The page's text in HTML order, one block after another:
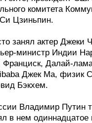
комитета
Цзиньпин.
занял актер Джеки
министр Индии
Далай-
Джек Ма, физик
Бэкхем.
Владимир Путин
в нем одиннадцатое